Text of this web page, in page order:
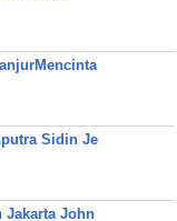
Sidin Je
Jakarta John